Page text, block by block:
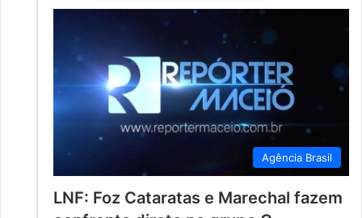
Agência Brasil
LNF: Foz Cataratas e Marechal fazem